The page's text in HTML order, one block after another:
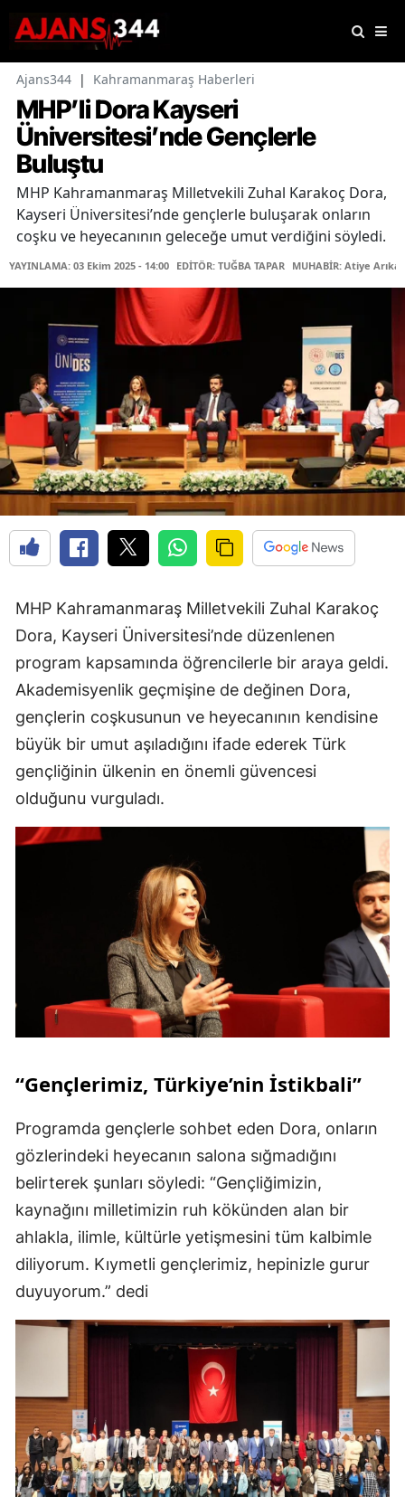
Ajans344 | Kahramanmaraş Haberleri
MHP’li Dora Kayseri
Üniversitesi’nde Gençlerle
Buluştu
MHP Kahramanmaraş Milletvekili Zuhal Karakoç Dora,
Kayseri Üniversitesi’nde gençlerle buluşarak onların
coşku ve heyecanının geleceğe umut verdiğini söyledi.
YAYINLAMA: 03 Ekim 2025 - 14:00 EDİTÖR: TUĞBA TAPAR MUHABİR: Atiye
MHP Kahramanmaraş Milletvekili Zuhal Karakoç
Dora, Kayseri Üniversitesi’nde düzenlenen
program kapsamında öğrencilerle bir araya geldi.
Akademisyenlik geçmişine de değinen Dora,
gençlerin coşkusunun ve heyecanının kendisine
büyük bir umut aşıladığını ifade ederek Türk
gençliğinin ülkenin en önemli güvencesi
olduğunu vurguladı.
“Gençlerimiz, Türkiye’nin İstikbali”
Programda gençlerle sohbet eden Dora, onların
gözlerindeki heyecanın salona sığmadığını
belirterek şunları söyledi: “Gençliğimizin,
kaynağını milletimizin ruh kökünden alan bir
ahlakla, ilimle, kültürle yetişmesini tüm kalbimle
diliyorum. Kıymetli gençlerimiz, hepinizle gurur
duyuyorum.” dedi